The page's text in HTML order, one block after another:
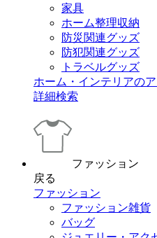
家具
ホーム整理収納
防災関連グッズ
防犯関連グッズ
トラベルグッズ
ホーム・インテリアの
詳細検索
ファッション
戻る
ファッション
ファッション雑貨
バッグ